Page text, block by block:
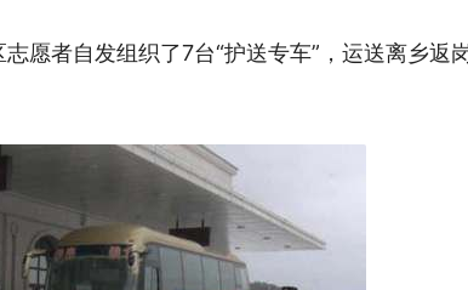
愿者自发组织了7台“护送专车”，运送离乡返